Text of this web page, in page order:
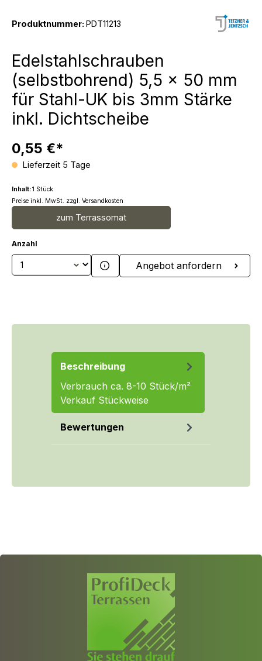
Produktnummer: PDT11213
Edelstahlschrauben
(selbstbohrend) 5,5 x 50 mm
für Stahl-UK bis 3mm Stärke
inkl. Dichtscheibe
0,55 €*
Lieferzeit 5 Tage
Inhalt:1 Stück
Preise inkl. MwSt. zzgl. Versandkosten
zum Terrassomat
Anzahl
Produkt Anzahl: Gib denAngebot anfordern
Beschreibung
Verbrauch ca. 8-10 Stück/m²
Verkauf Stückweise
Bewertungen